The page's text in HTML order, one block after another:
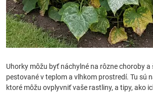
Uhorky môžu byť náchylné na rôzne choroby a
pestované v teplom a vlhkom prostredí. Tu sú
ktoré môžu ovplyvniť vaše rastliny, a tipy, ako